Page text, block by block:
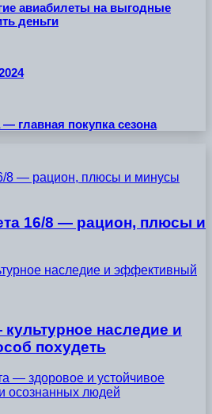
авиабилеты на выгодные
деньги
главная покупка сезона
8 — рацион, плюсы и минусы
16/8 — рацион, плюсы и
наследие и эффективный
наследие и
похудеть
— здоровое и устойчивое
осознанных людей